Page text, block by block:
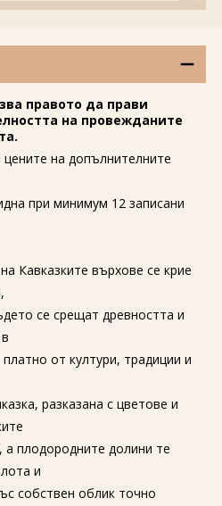
правото да прави
на провежданите
на допълнителните
при минимум 12 записани
Кавказките върхове се крие
се срещат древността и
от култури, традиции и
разказана с цветове и
плодородните долини те
и
собствен облик точно